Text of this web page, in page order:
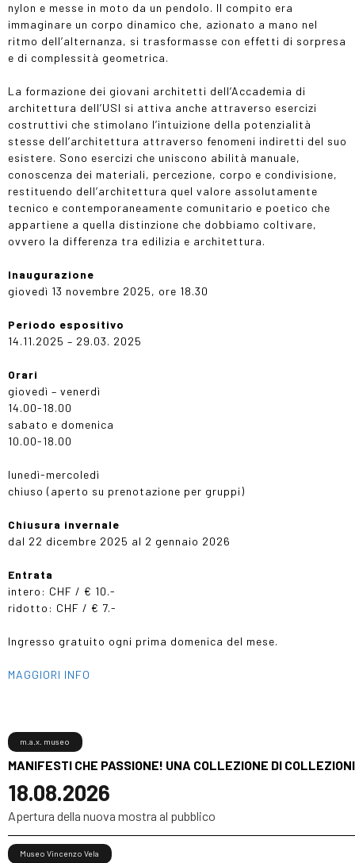
nylon e messe in moto da un pendolo. Il compito era
immaginare un corpo dinamico che, azionato a mano nel
ritmo dell’alternanza, si trasformasse con effetti di sorpresa
e di complessità geometrica.
La formazione dei giovani architetti dell’Accademia di
architettura dell’USI si attiva anche attraverso esercizi
costruttivi che stimolano l’intuizione della potenzialità
stesse dell’architettura attraverso fenomeni indiretti del suo
esistere. Sono esercizi che uniscono abilità manuale,
conoscenza dei materiali, percezione, corpo e condivisione,
restituendo dell’architettura quel valore assolutamente
tecnico e contemporaneamente comunitario e poetico che
appartiene a quella distinzione che dobbiamo coltivare,
ovvero la differenza tra edilizia e architettura.
Inaugurazione
giovedì 13 novembre 2025, ore 18.30
Periodo espositivo
14.11.2025 – 29.03. 2025
Orari
giovedì – venerdì
14.00-18.00
sabato e domenica
10.00-18.00
lunedì-mercoledì
chiuso (aperto su prenotazione per gruppi)
Chiusura invernale
dal 22 dicembre 2025 al 2 gennaio 2026
Entrata
intero: CHF / € 10.-
ridotto: CHF / € 7.-
Ingresso gratuito ogni prima domenica del mese.
MAGGIORI INFO
MANIFESTI CHE PASSIONE! UNA COLLEZIONE DI COLLEZIONI
18.08.2026
m.a.x. museo
Apertura della nuova mostra al pubblico
Museo Vincenzo Vela